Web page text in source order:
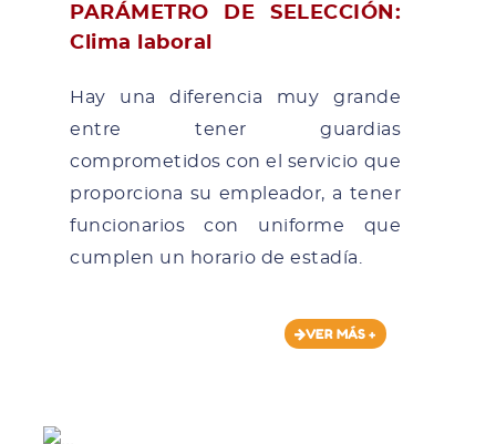
PARÁMETRO DE SELECCIÓN:
Clima laboral
Hay una diferencia muy grande
entre tener guardias
comprometidos con el servicio que
proporciona su empleador, a tener
funcionarios con uniforme que
cumplen un horario de estadía.
VER MÁS +